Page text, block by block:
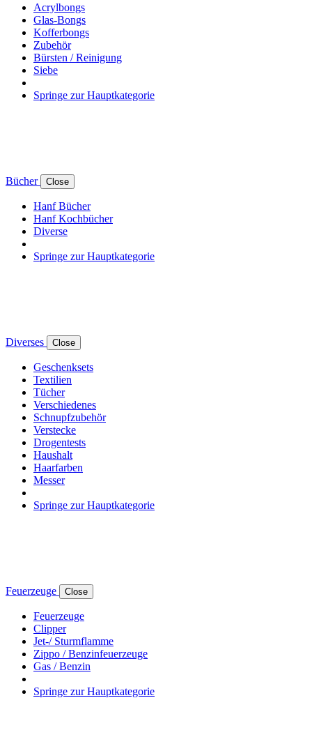
Acrylbongs
Glas-Bongs
Kofferbongs
Zubehör
Bürsten / Reinigung
Siebe
Springe zur Hauptkategorie
Bücher Close
Hanf Bücher
Hanf Kochbücher
Diverse
Springe zur Hauptkategorie
Diverses Close
Geschenksets
Textilien
Tücher
Verschiedenes
Schnupfzubehör
Verstecke
Drogentests
Haushalt
Haarfarben
Messer
Springe zur Hauptkategorie
Feuerzeuge Close
Feuerzeuge
Clipper
Jet-/ Sturmflamme
Zippo / Benzinfeuerzeuge
Gas / Benzin
Springe zur Hauptkategorie